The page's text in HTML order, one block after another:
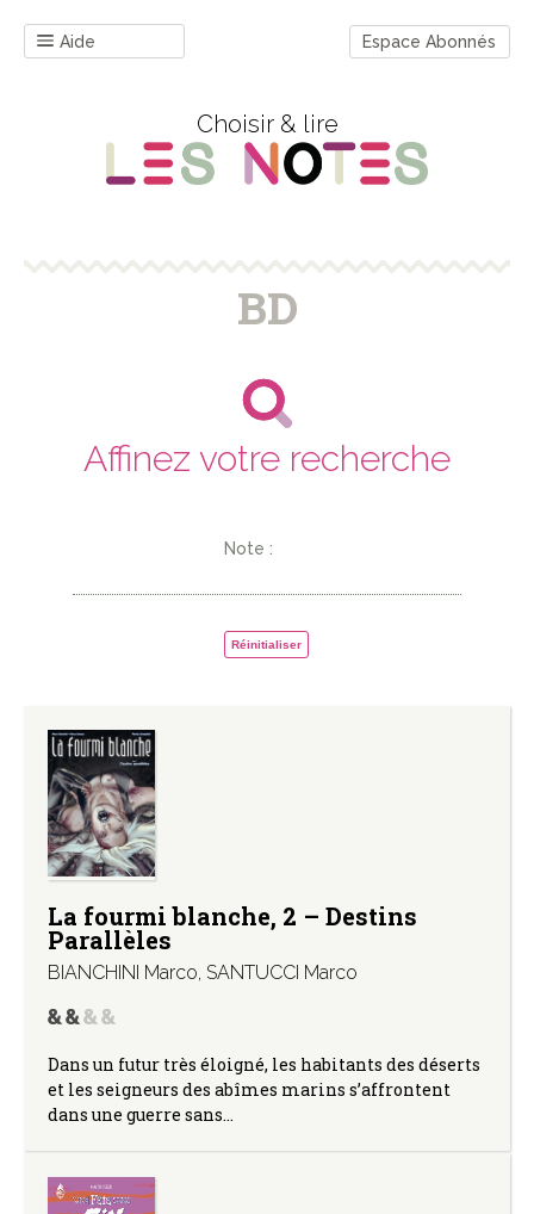
Aide Espace Abonnés
Choisir & lire
BD
Affinez votre recherche
Note :
Réinitialiser
La fourmi blanche, 2 – Destins
Parallèles
BIANCHINI Marco, SANTUCCI Marco
Dans un futur très éloigné, les habitants des déserts
et les seigneurs des abîmes marins s’affrontent
dans une guerre sans…